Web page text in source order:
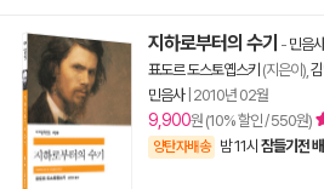
지하로부터의 수기 - 민음
표도르 도스토옙스키 (지은이),
민음사| 2010년 02월
9,900원 (10% 할인 / 550원)
양탄자배송 밤 11시 잠들기전